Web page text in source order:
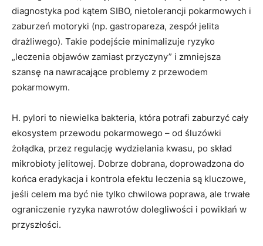
diagnostyka pod kątem SIBO, nietolerancji pokarmowych i
zaburzeń motoryki (np. gastropareza, zespół jelita
drażliwego). Takie podejście minimalizuje ryzyko
„leczenia objawów zamiast przyczyny” i zmniejsza
szansę na nawracające problemy z przewodem
pokarmowym.
H. pylori to niewielka bakteria, która potrafi zaburzyć cały
ekosystem przewodu pokarmowego – od śluzówki
żołądka, przez regulację wydzielania kwasu, po skład
mikrobioty jelitowej. Dobrze dobrana, doprowadzona do
końca eradykacja i kontrola efektu leczenia są kluczowe,
jeśli celem ma być nie tylko chwilowa poprawa, ale trwałe
ograniczenie ryzyka nawrotów dolegliwości i powikłań w
przyszłości.